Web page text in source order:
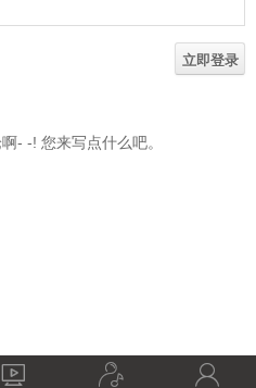
  